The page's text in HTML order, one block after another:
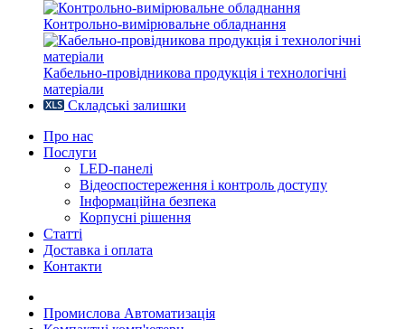
Контрольно-вимірювальне обладнання
Кабельно-провідникова продукція і технологічні
матеріали
Складські залишки
Про нас
Послуги
LED-панелі
Відеоспостереження і контроль доступу
Інформаційна безпека
Корпусні рішення
Статті
Доставка і оплата
Контакти
Промислова Автоматизація